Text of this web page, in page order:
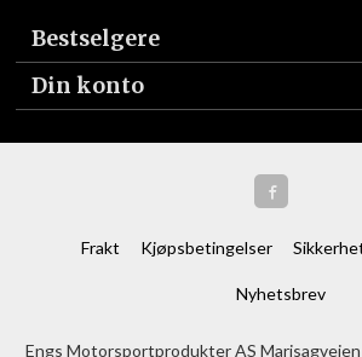
Bestselgere
Din konto
Frakt Kjøpsbetingelser
Nyhetsbrev
Engs Motorsportprodukter AS